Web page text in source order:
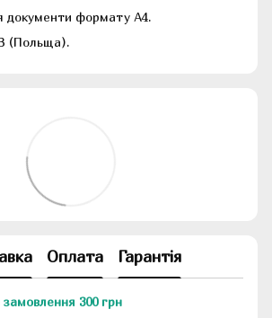
документи формату А4.
(Польща).
Оплата Гарантія
300 грн